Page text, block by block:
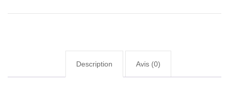
Description Avis (0)